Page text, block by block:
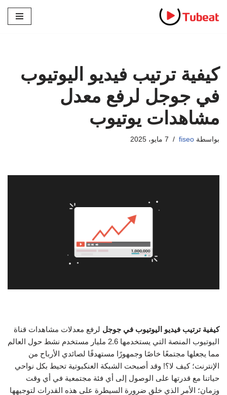
كيفية ترتيب فيديو اليوتيوب
في جوجل لرفع معدل
مشاهدات يوتيوب
بواسطة fiseo 7 مايو، 2025
كيفية ترتيب فيديو اليوتيوب في جوجل لرفع معدلات مشاهدات قناة
اليوتيوب المنصة التي يستخدمها 2.6 مليار مستخدم نشط حول العالم
مما يجعلها مجتمعًا خاصًا وجمهورًا مستهدفًا لصائدي الأرباح من
الإنترنت؛ كيف لا؟! وقد أصبحت الشبكة العنكبوتية تحيط بكل نواحي
حياتنا مع قدرتها على الوصول إلى أي فئة مجتمعية في أي وقت
وزمان؛ الأمر الذي خلق ضرورة السيطرة على هذه القدرات لتوجيهها